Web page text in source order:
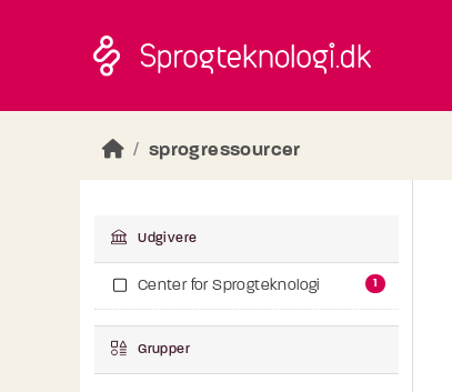
sprogressourcer
Udgivere
Center for Sprogteknologi 1
Grupper